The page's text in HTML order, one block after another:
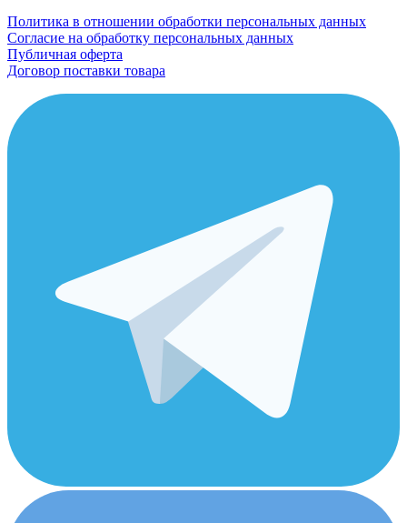
Политика в отношении обработки персональных данных
Согласие на обработку персональных данных
Публичная оферта
Договор поставки товара